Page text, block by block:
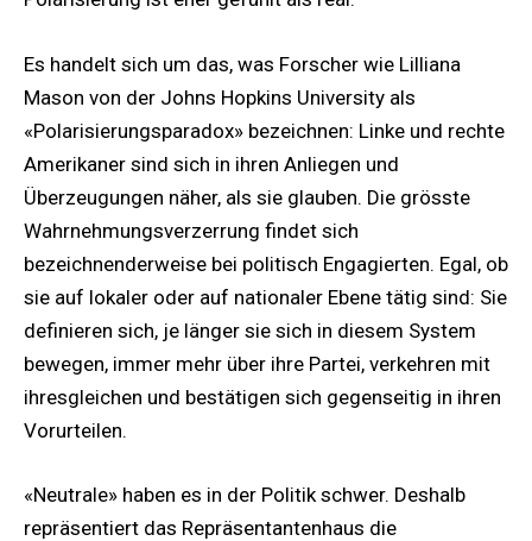
Es handelt sich um das, was Forscher wie Lilliana
Mason von der Johns Hopkins University als
«Polarisierungsparadox» bezeichnen: Linke und rechte
Amerikaner sind sich in ihren Anliegen und
Überzeugungen näher, als sie glauben. Die grösste
Wahrnehmungsverzerrung findet sich
bezeichnenderweise bei politisch Engagierten. Egal, ob
sie auf lokaler oder auf nationaler Ebene tätig sind: Sie
definieren sich, je länger sie sich in diesem System
bewegen, immer mehr über ihre Partei, verkehren mit
ihresgleichen und bestätigen sich gegenseitig in ihren
Vorurteilen.
«Neutrale» haben es in der Politik schwer. Deshalb
repräsentiert das Repräsentantenhaus die